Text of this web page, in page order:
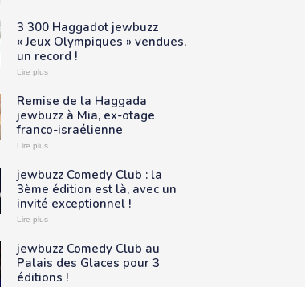
3 300 Haggadot jewbuzz
« Jeux Olympiques » vendues,
un record !
Lire plus
Remise de la Haggada
jewbuzz à Mia, ex-otage
franco-israélienne
Lire plus
jewbuzz Comedy Club : la
3ème édition est là, avec un
invité exceptionnel !
Lire plus
jewbuzz Comedy Club au
Palais des Glaces pour 3
éditions !